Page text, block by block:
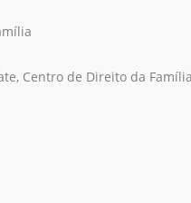
Centro de Direito da